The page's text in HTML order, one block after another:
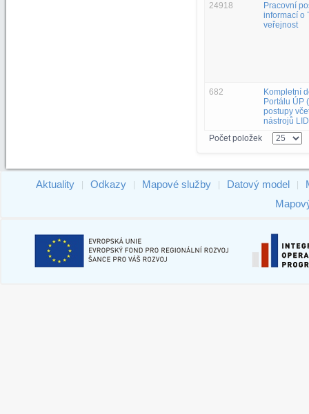
24918
Pracovní
informací o
veřejnost
682
Kompletní
Portálu ÚP
postupy
nástrojů
Počet položek
Aktuality Odkazy Mapové služby Datový model